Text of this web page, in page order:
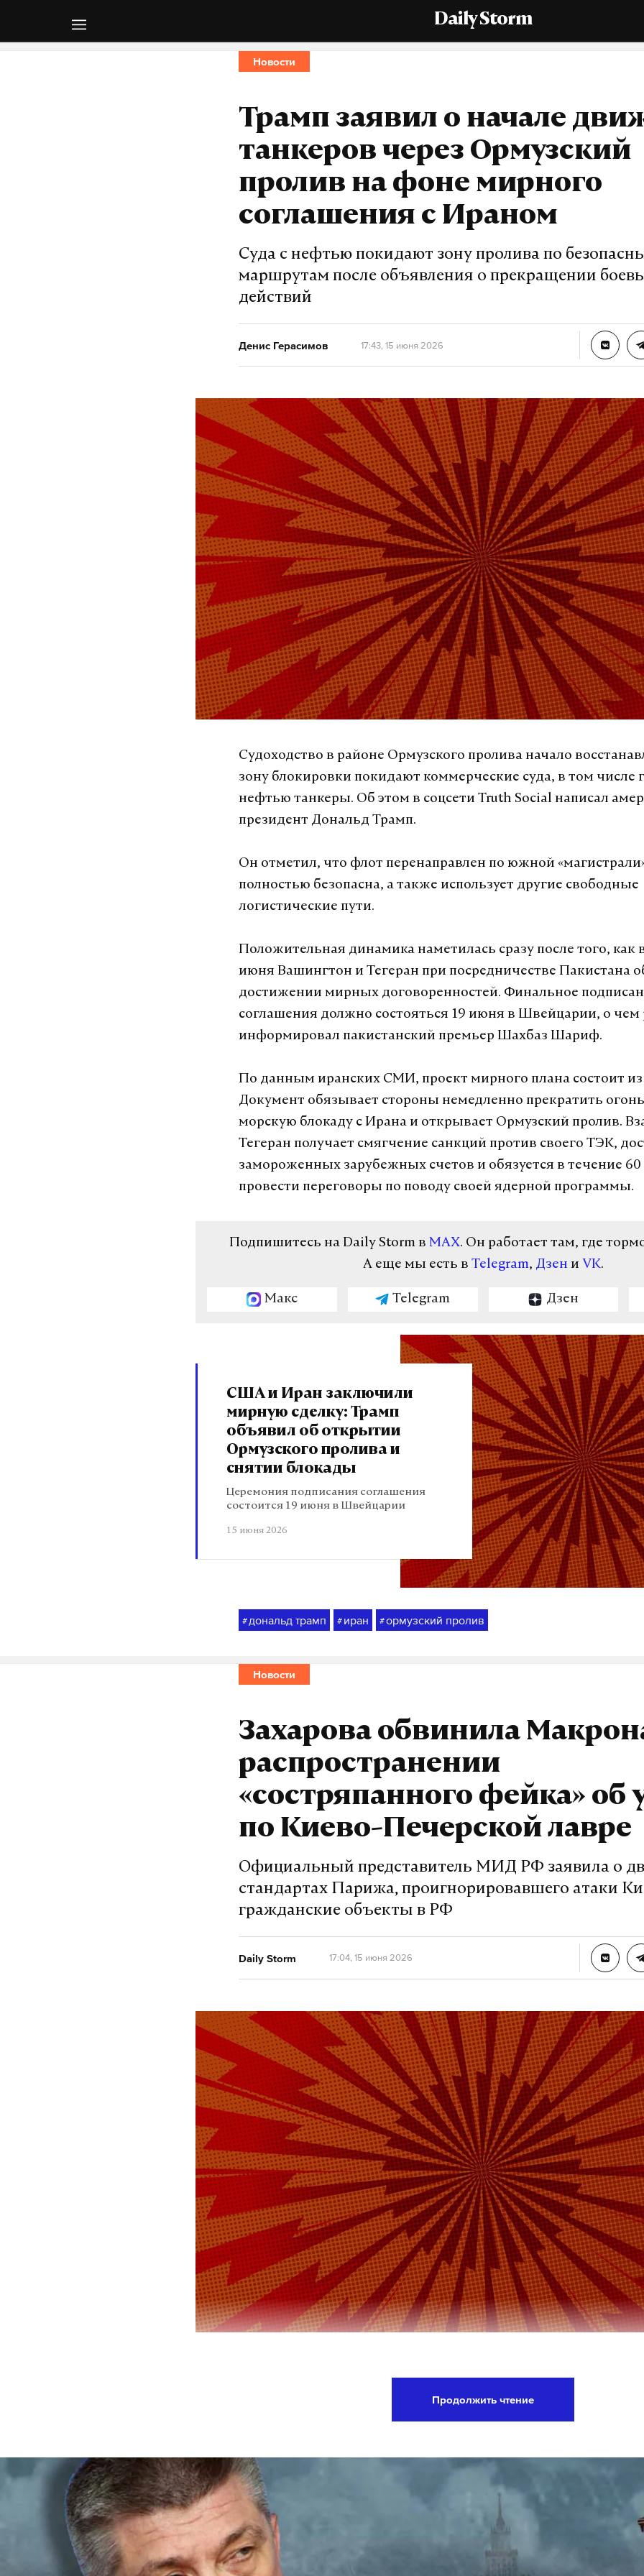
Daily Storm
Новости
Трамп заявил о начале
танкеров через Ормузский
пролив на фоне мирного
соглашения с Ираном
Суда с нефтью покидают зону пролива по
маршрутам после объявления о прекращении
действий
Денис Герасимов 17:43, 15 июня 2026
Судоходство в районе Ормузского пролива начало
зону блокировки покидают коммерческие суда, в том числе
нефтью танкеры. Об этом в соцсети Truth Social написал
президент Дональд Трамп.
Он отметил, что флот перенаправлен по южной
полностью безопасна, а также использует другие свободные
логистические пути.
Положительная динамика наметилась сразу после того, как
июня Вашингтон и Тегеран при посредничестве Пакистана
достижении мирных договоренностей. Финальное
соглашения должно состояться 19 июня в Швейцарии, о чем
информировал пакистанский премьер Шахбаз Шариф.
По данным иранских СМИ, проект мирного плана состоит из
Документ обязывает стороны немедленно прекратить
морскую блокаду с Ирана и открывает Ормузский пролив.
Тегеран получает смягчение санкций против своего ТЭК,
замороженных зарубежных счетов и обязуется в течение
провести переговоры по поводу своей ядерной программы.
Подпишитесь на Daily Storm в MAX. Он работает там, где
А еще мы есть в Telegram, Дзен и VK.
Макс Telegram Дзен
США и Иран заключили
мирную сделку: Трамп
объявил об открытии
Ормузского пролива и
снятии блокады
Церемония подписания соглашения
состоится 19 июня в Швейцарии
15 июня 2026
# дональд трамп # иран #ормузский пролив
Новости
Захарова обвинила
распространении
«состряпанного фейка» об
по Киево-Печерской лавре
Официальный представитель МИД РФ заявила о
стандартах Парижа, проигнорировавшего атаки
гражданские объекты в РФ
Daily Storm 17:04, 15 июня 2026
По словам дипломата, Париж мгновенно возложил
Москву, проигнорировав реальные атаки Вооруженных
(ВСУ) на мирное население российских регионов, включая
Старобельске и обстрел музея обороны Севастополя.
подчеркнула, что от французского руководства не
Продолжить чтение